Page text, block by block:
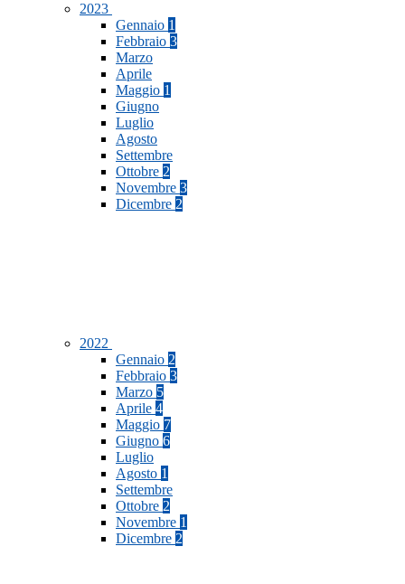
2023
Gennaio 1
Febbraio 3
Marzo
Aprile
Maggio 1
Giugno
Luglio
Agosto
Settembre
Ottobre 2
Novembre 3
Dicembre 2
2022
Gennaio 2
Febbraio 3
Marzo 5
Aprile 4
Maggio 7
Giugno 6
Luglio
Agosto 1
Settembre
Ottobre 2
Novembre 1
Dicembre 2